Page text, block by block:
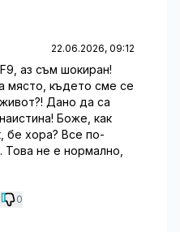
22.06.2026, 09:12
аз съм шокиран!
място, където сме се
Дано да са
Боже, как
бе хора? Все по-
Това не е нормално,
0